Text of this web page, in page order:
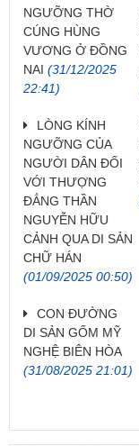
NGƯỠNG THỜ
CÚNG HÙNG
VƯƠNG Ở ĐỒNG
NAI (31/12/2025
22:41)
LÒNG KÍNH
NGƯỠNG CỦA
NGƯỜI DÂN ĐỐI
VỚI THƯỢNG
ĐẲNG THẦN
NGUYỄN HỮU
CẢNH QUA DI SẢN
CHỮ HÁN
(01/09/2025 00:50)
CON ĐƯỜNG
DI SẢN GỐM MỸ
NGHỆ BIÊN HÒA
(31/08/2025 21:01)